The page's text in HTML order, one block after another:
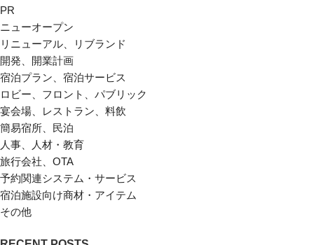
PR
ニューオープン
リニューアル、リブランド
開発、開業計画
宿泊プラン、宿泊サービス
ロビー、フロント、パブリック
宴会場、レストラン、料飲
簡易宿所、民泊
人事、人材・教育
旅行会社、OTA
予約関連システム・サービス
宿泊施設向け商材・アイテム
その他